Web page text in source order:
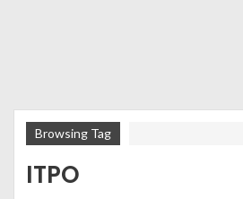
Browsing Tag
ITPO